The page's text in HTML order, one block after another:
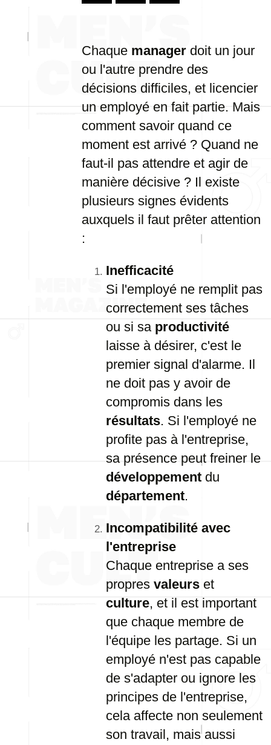
Chaque manager doit un jour
ou l'autre prendre des
décisions difficiles, et licencier
un employé en fait partie. Mais
comment savoir quand ce
moment est arrivé ? Quand ne
faut-il pas attendre et agir de
manière décisive ? Il existe
plusieurs signes évidents
auxquels il faut prêter attention
:
Inefficacité
Si l'employé ne remplit pas
correctement ses tâches
ou si sa productivité
laisse à désirer, c'est le
premier signal d'alarme. Il
ne doit pas y avoir de
compromis dans les
résultats. Si l'employé ne
profite pas à l'entreprise,
sa présence peut freiner le
développement du
département.
Incompatibilité avec
l'entreprise
Chaque entreprise a ses
propres valeurs et
culture, et il est important
que chaque membre de
l'équipe les partage. Si un
employé n'est pas capable
de s'adapter ou ignore les
principes de l'entreprise,
cela affecte non seulement
son travail, mais aussi